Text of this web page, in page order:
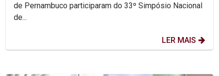
de Pernambuco participaram do 33º Simpósio Nacional
de...
LER MAIS